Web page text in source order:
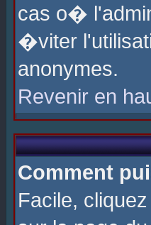
cas o�
�viter
anonymes.
Revenir en
Comment
Facile,